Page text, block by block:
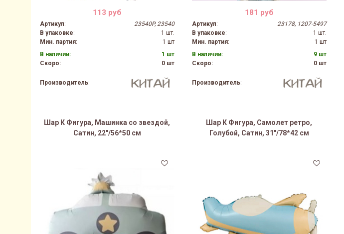
113 руб
Артикул:
23540P, 23540
В упаковке:
1 шт.
Мин. партия:
1 шт
В наличии:
1 шт
Скоро:
0 шт
Производитель:
181 руб
Артикул:
23178, 1207-5497
В упаковке:
1 шт.
Мин. партия:
1 шт
В наличии:
9 шт
Скоро:
0 шт
Производитель:
Шар К Фигура, Машинка со звездой,
Сатин, 22"/56*50 см
Шар К Фигура, Самолет ретро,
Голубой, Сатин, 31"/78*42 см